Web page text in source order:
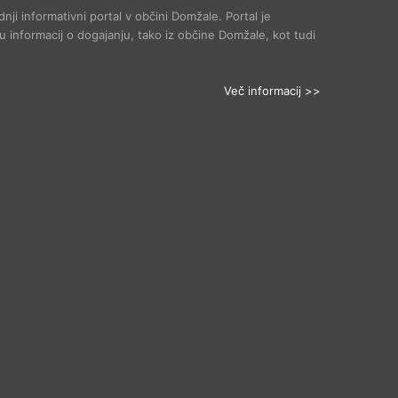
informativni portal v občini Domžale. Portal je
informacij o dogajanju, tako iz občine Domžale, kot tudi
Več informacij >>